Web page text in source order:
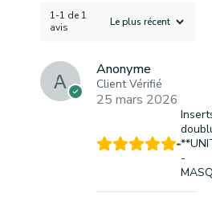
1-1 de 1
avis
Anonyme
Client Vérifié
25 mars 2026
-